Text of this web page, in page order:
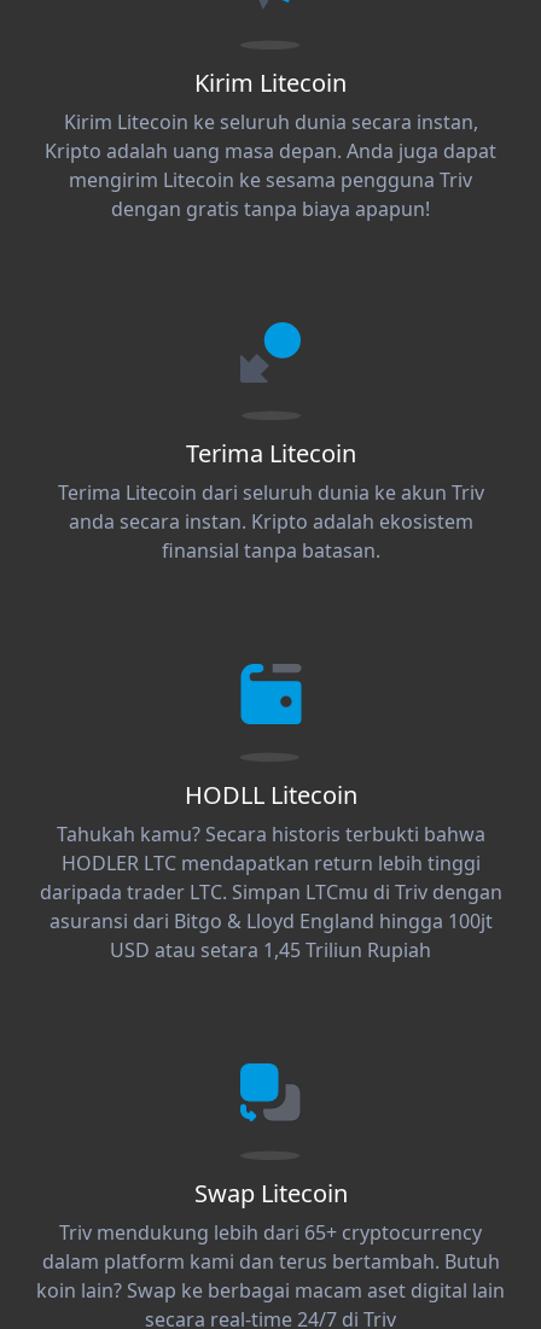
Kirim Litecoin
Kirim Litecoin ke seluruh dunia secara instan,
Kripto adalah uang masa depan. Anda juga dapat
mengirim Litecoin ke sesama pengguna Triv
dengan gratis tanpa biaya apapun!
Terima Litecoin
Terima Litecoin dari seluruh dunia ke akun Triv
anda secara instan. Kripto adalah ekosistem
finansial tanpa batasan.
HODLL Litecoin
Tahukah kamu? Secara historis terbukti bahwa
HODLER LTC mendapatkan return lebih tinggi
daripada trader LTC. Simpan LTCmu di Triv dengan
asuransi dari Bitgo & Lloyd England hingga 100jt
USD atau setara 1,45 Triliun Rupiah
Swap Litecoin
Triv mendukung lebih dari 65+ cryptocurrency
dalam platform kami dan terus bertambah. Butuh
koin lain? Swap ke berbagai macam aset digital lain
secara real-time 24/7 di Triv